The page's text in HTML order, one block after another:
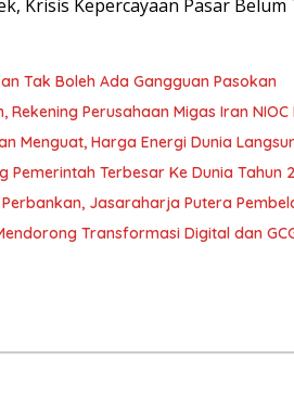
Krisis Kepercayaan Pasar Belum
Tak Boleh Ada Gangguan Pasokan
Rekening Perusahaan Migas Iran
Menguat, Harga Energi Dunia
Pemerintah Terbesar Ke Dunia Tahun
Jasaraharja Putera
Transformasi Digital dan